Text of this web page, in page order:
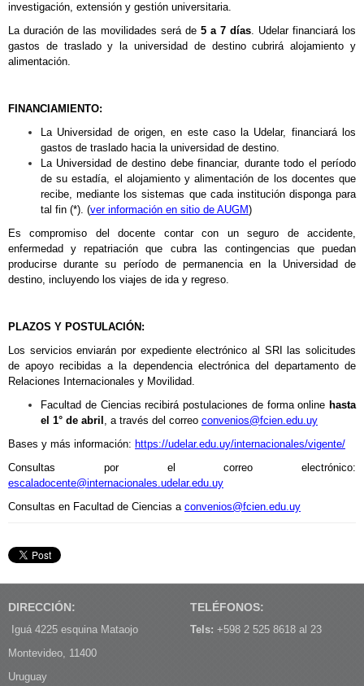
investigación, extensión y gestión universitaria.
La duración de las movilidades será de 5 a 7 días. Udelar financiará los
gastos de traslado y la universidad de destino cubrirá alojamiento y
alimentación.
FINANCIAMIENTO:
La Universidad de origen, en este caso la Udelar, financiará los
gastos de traslado hacia la universidad de destino.
La Universidad de destino debe financiar, durante todo el período
de su estadía, el alojamiento y alimentación de los docentes que
recibe, mediante los sistemas que cada institución disponga para
tal fin (*). (ver información en sitio de AUGM)
Es compromiso del docente contar con un seguro de accidente,
enfermedad y repatriación que cubra las contingencias que puedan
producirse durante su período de permanencia en la Universidad de
destino, incluyendo los viajes de ida y regreso.
PLAZOS Y POSTULACIÓN:
Los servicios enviarán por expediente electrónico al SRI las solicitudes
de apoyo recibidas a la dependencia electrónica del departamento de
Relaciones Internacionales y Movilidad.
Facultad de Ciencias recibirá postulaciones de forma online hasta
el 1° de abril , a través del correo convenios@fcien.edu.uy
Bases y más información: https://udelar.edu.uy/internacionales/vigente/
Consultas por el correo electrónico:
escaladocente@internacionales.udelar.edu.uy
Consultas en Facultad de Ciencias a convenios@fcien.edu.uy
DIRECCIÓN:
Iguá 4225 esquina Mataojo
Montevideo, 11400
Uruguay
TELÉFONOS:
Tels: +598 2 525 8618 al 23